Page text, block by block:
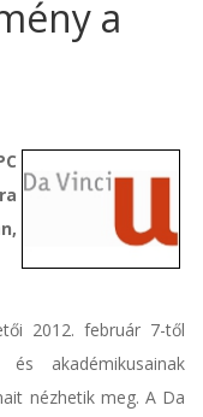
a
2012. február 7-től
akadémikusainak
nézhetik meg. A Da